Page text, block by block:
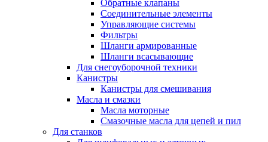
Обратные клапаны
Соединительные элементы
Управляющие системы
Фильтры
Шланги армированные
Шланги всасывающие
Для снегоуборочной техники
Канистры
Канистры для смешивания
Масла и смазки
Масла моторные
Смазочные масла для цепей и пил
Для станков